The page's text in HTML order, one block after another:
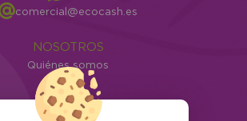
comercial@ecocash.es
NOSOTROS
Quiénes somos
Info
ATENCIÓN AL CLIENTE